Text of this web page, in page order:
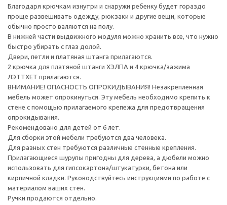
Благодаря крючкам изнутри и снаружи ребенку будет гораздо
проще развешивать одежду, рюкзаки и другие вещи, которые
обычно просто валяются на полу.
В нижней части выдвижного модуля можно хранить все, что нужно
быстро убирать с глаз долой.
Двери, петли и платяная штанга прилагаются.
2 крючка для платяной штанги ХЭЛПА и 4 крючка/зажима
ЛЭТТХЕТ прилагаются.
ВНИМАНИЕ! ОПАСНОСТЬ ОПРОКИДЫВАНИЯ! Незакрепленная
мебель может опрокинуться. Эту мебель необходимо крепить к
стене с помощью прилагаемого крепежа для предотвращения
опрокидывания.
Рекомендовано для детей от 6 лет.
Для сборки этой мебели требуются два человека.
Для разных стен требуются различные стенные крепления.
Прилагающиеся шурупы пригодны для дерева, а дюбели можно
использовать для гипсокартона/штукатурки, бетона или
кирпичной кладки. Руководствуйтесь инструкциями по работе с
материалом ваших стен.
Ручки продаются отдельно.